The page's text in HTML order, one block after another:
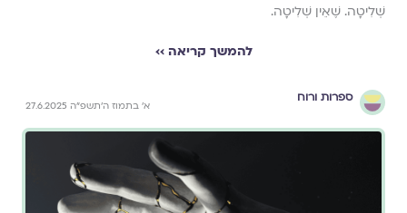
שְׁלִיטָה. שֶׁאֵין שְׁלִיטָה.
להמשך קריאה ››
ספרות ורוח
א׳ בתמוז ה׳תשפ״ה 27.6.2025